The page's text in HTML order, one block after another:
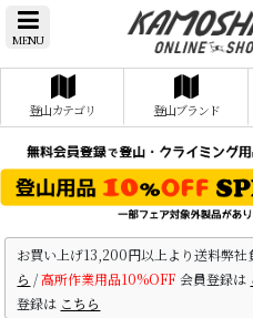
MENU
登山カテゴリ 登山ブランド
お買い上げ13,200円以上より送料弊社
ら /高所作業用品10%OFF 会員登録は
登録は こちら